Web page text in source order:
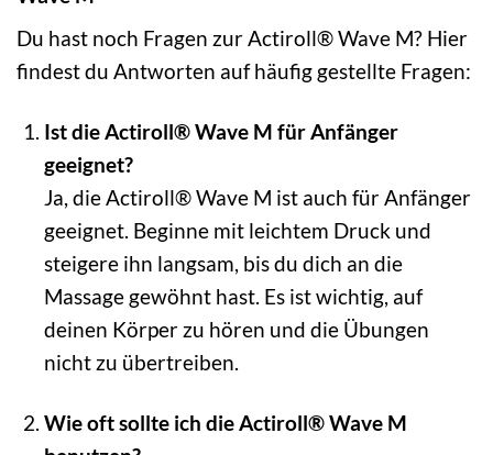
Du hast noch Fragen zur Actiroll® Wave M? Hier
findest du Antworten auf häufig gestellte Fragen:
Ist die Actiroll® Wave M für Anfänger
geeignet?
Ja, die Actiroll® Wave M ist auch für Anfänger
geeignet. Beginne mit leichtem Druck und
steigere ihn langsam, bis du dich an die
Massage gewöhnt hast. Es ist wichtig, auf
deinen Körper zu hören und die Übungen
nicht zu übertreiben.
Wie oft sollte ich die Actiroll® Wave M